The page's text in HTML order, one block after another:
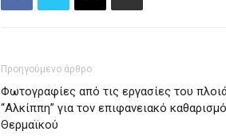
Προηγούμενο άρθρο
Φωτογραφίες από τις εργασίες του
“Αλκίππη” για τον επιφανειακό
Θερμαϊκού